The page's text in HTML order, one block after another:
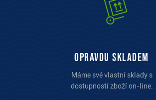
opravdu skladem
Máme své vlastní sklady s
dostupností zboží on-line.